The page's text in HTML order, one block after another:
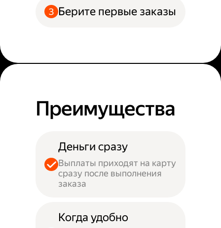
Берите первые заказы
Преимущества
Деньги сразу
Выплаты приходят на карту
сразу после выполнения
заказа
Когда удобно